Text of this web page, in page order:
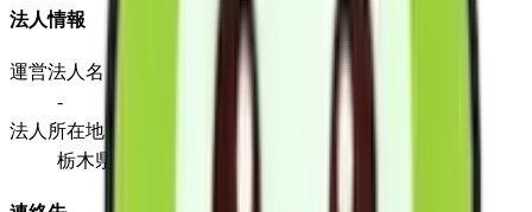
法人情報
運営法人名
-
法人所在地
栃木県栃木市箱森町19-34